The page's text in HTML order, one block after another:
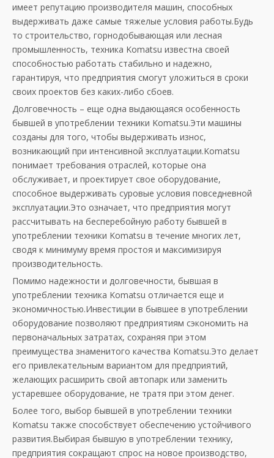
имеет репутацию производителя машин, способных
выдерживать даже самые тяжелые условия работы.Будь
то строительство, горнодобывающая или лесная
промышленность, техника Komatsu известна своей
способностью работать стабильно и надежно,
гарантируя, что предприятия смогут уложиться в сроки
своих проектов без каких-либо сбоев.
Долговечность – еще одна выдающаяся особенность
бывшей в употреблении техники Komatsu.Эти машины
созданы для того, чтобы выдерживать износ,
возникающий при интенсивной эксплуатации.Komatsu
понимает требования отраслей, которые она
обслуживает, и проектирует свое оборудование,
способное выдерживать суровые условия повседневной
эксплуатации.Это означает, что предприятия могут
рассчитывать на бесперебойную работу бывшей в
употреблении техники Komatsu в течение многих лет,
сводя к минимуму время простоя и максимизируя
производительность.
Помимо надежности и долговечности, бывшая в
употреблении техника Komatsu отличается еще и
экономичностью.Инвестиции в бывшее в употреблении
оборудование позволяют предприятиям сэкономить на
первоначальных затратах, сохраняя при этом
преимущества знаменитого качества Komatsu.Это делает
его привлекательным вариантом для предприятий,
желающих расширить свой автопарк или заменить
устаревшее оборудование, не тратя при этом денег.
Более того, выбор бывшей в употреблении техники
Komatsu также способствует обеспечению устойчивого
развития.Выбирая бывшую в употреблении технику,
предприятия сокращают спрос на новое производство,